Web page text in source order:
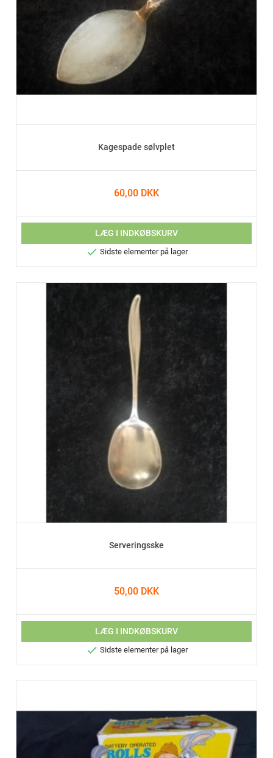
Kagespade sølvplet
60,00 DKK
LÆG I INDKØBSKURV
 Sidste elementer på lager
Serveringsske
50,00 DKK
LÆG I INDKØBSKURV
 Sidste elementer på lager